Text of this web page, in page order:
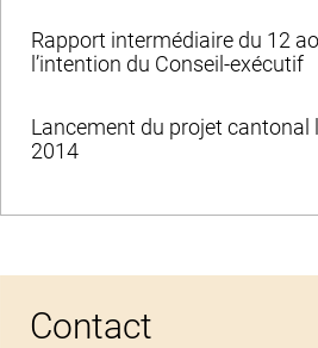
Rapport intermédiaire du 12
l’intention du Conseil-exécutif
Lancement du projet cantonal
2014
Contact